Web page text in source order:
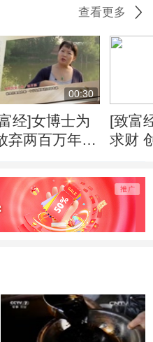
查看更多
00:30
经]女博士为
弃两百万年薪
[致富
求财